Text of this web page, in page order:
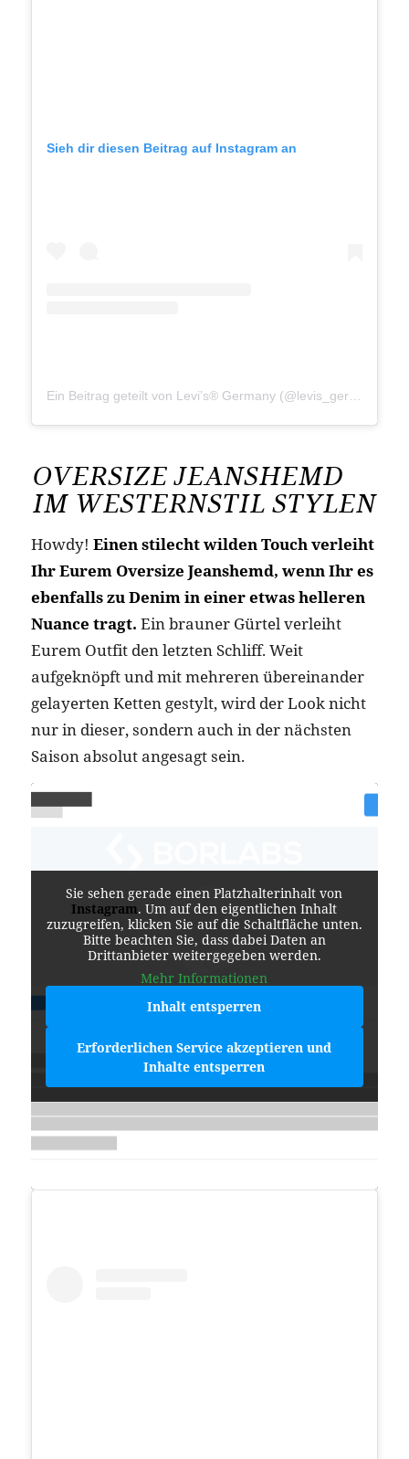
Sieh dir diesen Beitrag auf Instagram an
OVERSIZE JEANSHEMD
IM WESTERNSTIL STYLEN
Howdy! Einen stilecht wilden Touch verleiht
Ihr Eurem Oversize Jeanshemd, wenn Ihr es
ebenfalls zu Denim in einer etwas helleren
Nuance tragt. Ein brauner Gürtel verleiht
Eurem Outfit den letzten Schliff. Weit
aufgeknöpft und mit mehreren übereinander
gelayerten Ketten gestylt, wird der Look nicht
nur in dieser, sondern auch in der nächsten
Saison absolut angesagt sein.
Sie sehen gerade einen Platzhalterinhalt von
Instagram. Um auf den eigentlichen Inhalt
zuzugreifen, klicken Sie auf die Schaltfläche unten.
Bitte beachten Sie, dass dabei Daten an
Drittanbieter weitergegeben werden.
Mehr Informationen
Inhalt entsperren
Erforderlichen Service akzeptieren und
Inhalte entsperren